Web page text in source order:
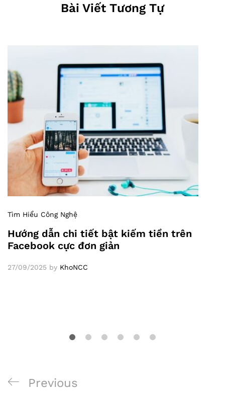
Bài Viết Tương Tự
Tìm Hiểu Công Nghệ
Hướng dẫn chi tiết bật kiếm tiền trên
Facebook cực đơn giản
27/09/2025 by KhoNCC
Previous
Previous